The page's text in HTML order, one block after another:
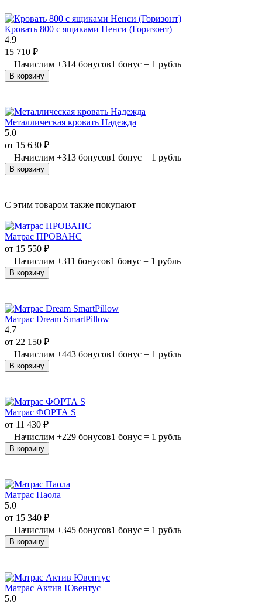
Кровать 800 с ящиками Ненси (Горизонт)
4.9
15 710 ₽
Начислим +314 бонусов1 бонус = 1 рубль
В корзину
Металлическая кровать Надежда
5.0
от 15 630 ₽
Начислим +313 бонусов1 бонус = 1 рубль
В корзину
C этим товаром также покупают
Матрас ПРОВАНС
от 15 550 ₽
Начислим +311 бонусов1 бонус = 1 рубль
В корзину
Матрас Dream SmartPillow
4.7
от 22 150 ₽
Начислим +443 бонусов1 бонус = 1 рубль
В корзину
Матрас ФОРТА S
от 11 430 ₽
Начислим +229 бонусов1 бонус = 1 рубль
В корзину
Матрас Паола
5.0
от 15 340 ₽
Начислим +345 бонусов1 бонус = 1 рубль
В корзину
Матрас Актив Ювентус
5.0